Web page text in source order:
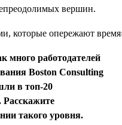
вершин.
много работодателей
Boston Consulting
в топ-20
такого уровня.